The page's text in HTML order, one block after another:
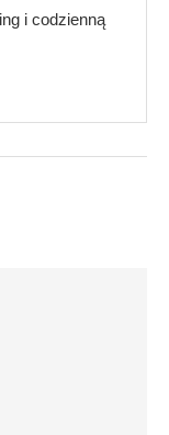
i codzienną